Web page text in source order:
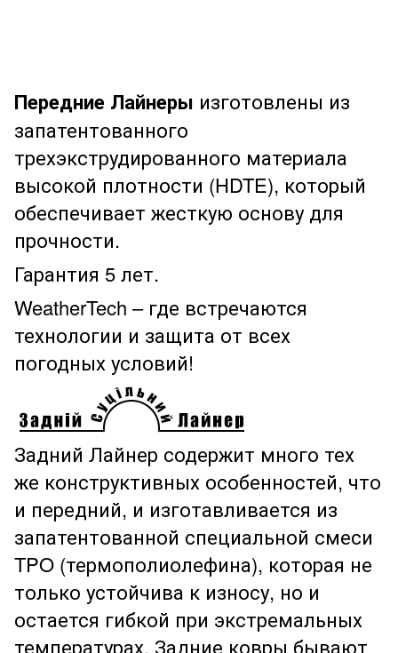
Передние Лайнеры изготовлены из
запатентованного
трехэкструдированного материала
высокой плотности (HDTE), который
обеспечивает жесткую основу для
прочности.
Гарантия 5 лет.
WeatherTech – где встречаются
технологии и защита от всех
погодных условий!
Задний Лайнер содержит много тех
же конструктивных особенностей, что
и передний, и изготавливается из
запатентованной специальной смеси
TPO (термополиолефина), которая не
только устойчива к износу, но и
остается гибкой при экстремальных
температурах. Задние ковры бывают